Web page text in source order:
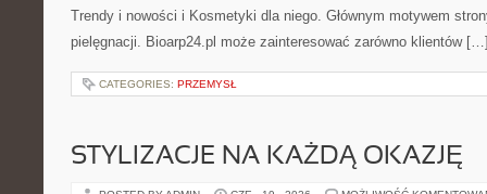
Trendy i nowości i Kosmetyki dla niego. Głównym motywem
pielęgnacji. Bioarp24.pl może zainteresować zarówno klientów
CATEGORIES: PRZEMYSŁ
STYLIZACJE NA KAŻDĄ OKAZJĘ